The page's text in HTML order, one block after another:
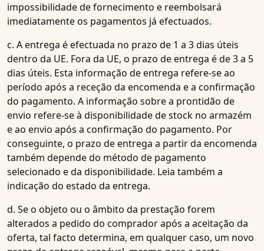
impossibilidade de fornecimento e reembolsará
imediatamente os pagamentos já efectuados.
c. A entrega é efectuada no prazo de 1 a 3 dias úteis
dentro da UE. Fora da UE, o prazo de entrega é de 3 a 5
dias úteis. Esta informação de entrega refere-se ao
período após a receção da encomenda e a confirmação
do pagamento. A informação sobre a prontidão de
envio refere-se à disponibilidade de stock no armazém
e ao envio após a confirmação do pagamento. Por
conseguinte, o prazo de entrega a partir da encomenda
também depende do método de pagamento
selecionado e da disponibilidade. Leia também a
indicação do estado da entrega.
d. Se o objeto ou o âmbito da prestação forem
alterados a pedido do comprador após a aceitação da
oferta, tal facto determina, em qualquer caso, um novo